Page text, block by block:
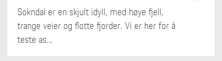
Sokndal er en skjult idyll, med høye fjell,
trange veier og flotte fjorder. Vi er her for å
teste as...